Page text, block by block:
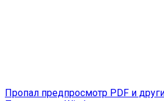
Пропал предпросмотр PDF и